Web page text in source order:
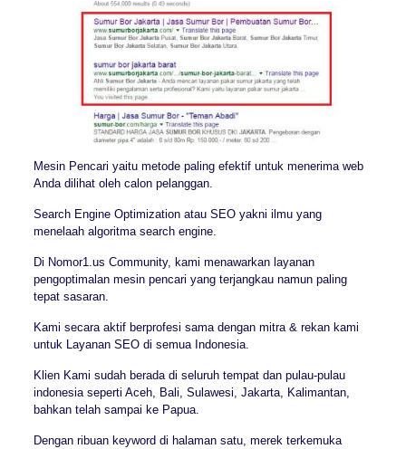
Mesin Pencari yaitu metode paling efektif untuk menerima web
Anda dilihat oleh calon pelanggan.
Search Engine Optimization atau SEO yakni ilmu yang
menelaah algoritma search engine.
Di Nomor1.us Community, kami menawarkan layanan
pengoptimalan mesin pencari yang terjangkau namun paling
tepat sasaran.
Kami secara aktif berprofesi sama dengan mitra & rekan kami
untuk Layanan SEO di semua Indonesia.
Klien Kami sudah berada di seluruh tempat dan pulau-pulau
indonesia seperti Aceh, Bali, Sulawesi, Jakarta, Kalimantan,
bahkan telah sampai ke Papua.
Dengan ribuan keyword di halaman satu, merek terkemuka